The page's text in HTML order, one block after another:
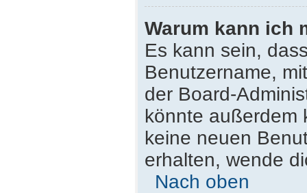
Warum kann ich
Es kann sein,
Benutzername,
der Board-
könnte außerdem
keine neuen
erhalten, wende
Nach oben